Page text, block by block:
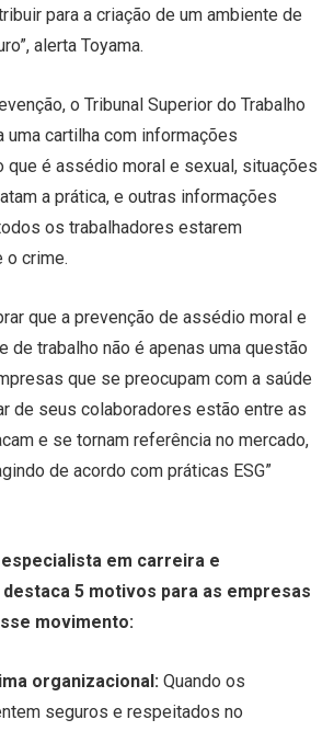
para a criação de um ambiente de
alerta Toyama.
o Tribunal Superior do Trabalho
uma cartilha com informações
que é assédio moral e sexual, situações
a prática, e outras informações
os trabalhadores estarem
o crime.
que a prevenção de assédio moral e
de trabalho não é apenas uma questão
que se preocupam com a saúde
de seus colaboradores estão entre as
e se tornam referência no mercado,
de acordo com práticas ESG”
especialista em carreira e
5 motivos para as empresas
movimento:
organizacional: Quando os
seguros e respeitados no